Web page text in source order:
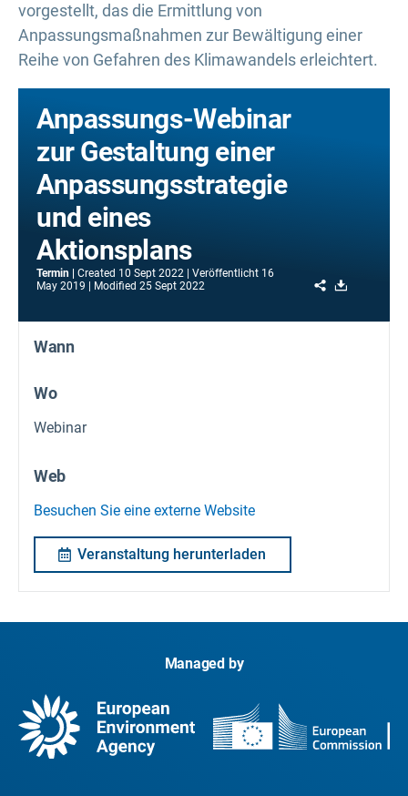
vorgestellt, das die Ermittlung von
Anpassungsmaßnahmen zur Bewältigung einer
Reihe von Gefahren des Klimawandels erleichtert.
Anpassungs-Webinar
zur Gestaltung einer
Anpassungsstrategie
und eines
Aktionsplans
Termin Created 10 Sept 2022 Veröffentlicht 16
May 2019
Modified 25 Sept 2022 Share
Wann
Wo
Webinar
Web
Besuchen Sie eine externe Website
Veranstaltung herunterladen
Managed by